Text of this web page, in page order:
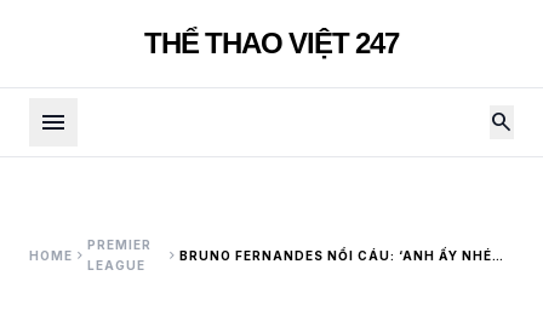
THỂ THAO VIỆT 247
menu search
HOME chevron_right
PREMIER
LEAGUE
chevron_right BRUNO FERNANDES NỔI CÁU: ‘ANH ẤY NHÉT